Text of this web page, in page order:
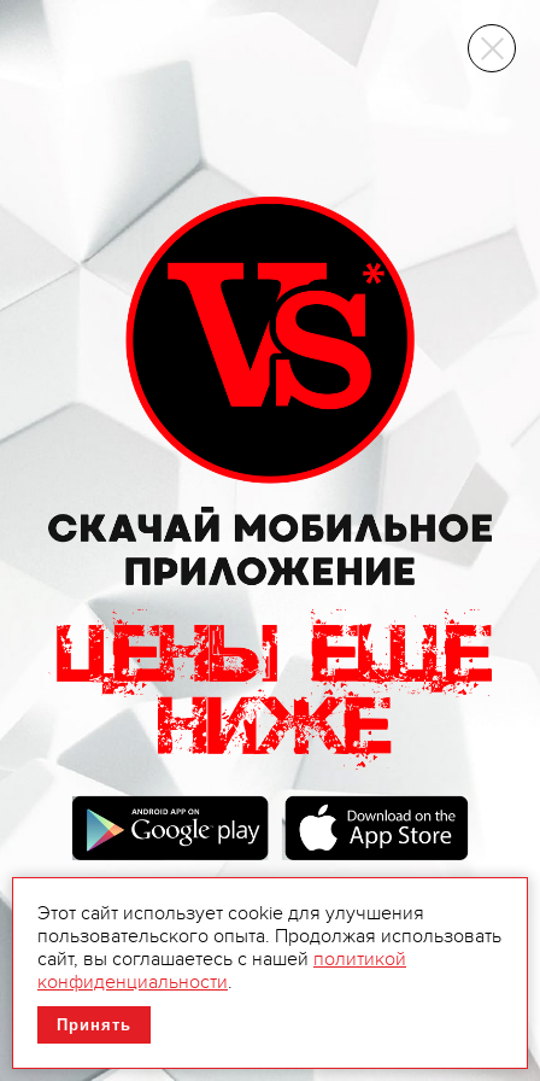
ВИННЫЙ СКЛАД
Этот сайт использует cookie для улучшения
пользовательского опыта. Продолжая использовать
сайт, вы соглашаетесь с нашей политикой
конфиденциальности.
Принять